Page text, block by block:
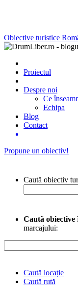
Obiective turistice
Proiectul
Despre noi
Ce
Echipa
Blog
Contact
Propune un obiectiv!
Caută obiectiv
Caută obiective
marcajului:
Caută locație
Caută rută